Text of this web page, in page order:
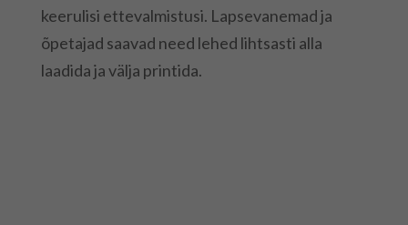
keerulisi ettevalmistusi. Lapsevanemad ja
õpetajad saavad need lehed lihtsasti alla
laadida ja välja printida.